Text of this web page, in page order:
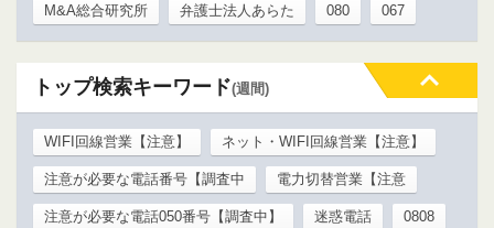
M&A総合研究所 弁護士法人あらた 080 067
トップ検索キーワード(週間)
WIFI回線営業【注意】 ネット・WIFI回線営業【注意】
注意が必要な電話番号【調査中 電力切替営業【注意
注意が必要な電話050番号【調査中】 迷惑電話 0808